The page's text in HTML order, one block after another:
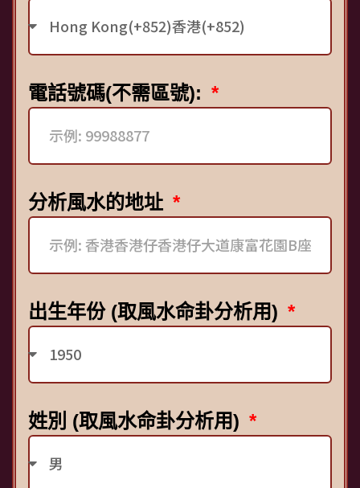
電話號碼(不需區號):
分析風水的地址
出生年份 (取風水命卦分析用)
姓別 (取風水命卦分析用)